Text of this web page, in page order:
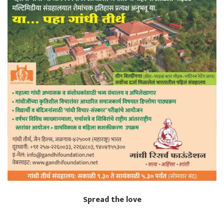
Spread the love